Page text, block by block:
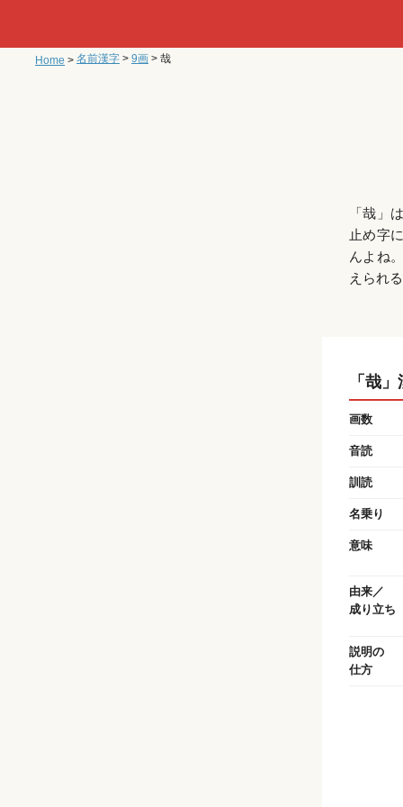
Home > 名前漢字 > 9画 > 哉
「哉」
止め字
んよね
えられ
「哉
画数
音読
訓読
名乗り
意味
由来／
成り立ち
説明の
仕方